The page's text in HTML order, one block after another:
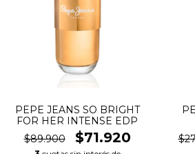
PEPE JEANS SO BRIGHT
FOR HER INTENSE EDP
$89.900
$71.920